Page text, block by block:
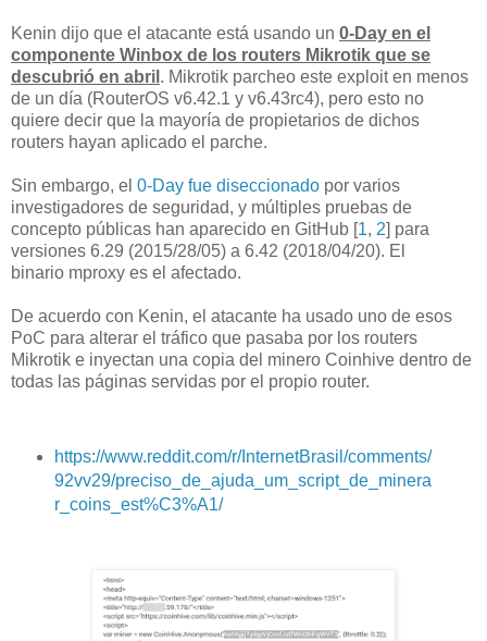
Kenin dijo que el atacante está usando un 0-Day en el
componente Winbox de los routers Mikrotik que se
descubrió en abril . Mikrotik parcheo este exploit en menos
de un día (RouterOS v6.42.1 y v6.43rc4), pero esto no
quiere decir que la mayoría de propietarios de dichos
routers hayan aplicado el parche.
Sin embargo, el 0-Day fue diseccionado por varios
investigadores de seguridad, y múltiples pruebas de
concepto públicas han aparecido en GitHub [1, 2] para
versiones 6.29 (2015/28/05) a 6.42 (2018/04/20). El
binario mproxy es el afectado.
De acuerdo con Kenin, el atacante ha usado uno de esos
PoC para alterar el tráfico que pasaba por los routers
Mikrotik e inyectan una copia del minero Coinhive dentro de
todas las páginas servidas por el propio router.
https://www.reddit.com/r/InternetBrasil/comments/
92vv29/preciso_de_ajuda_um_script_de_minera
r_coins_est%C3%A1/